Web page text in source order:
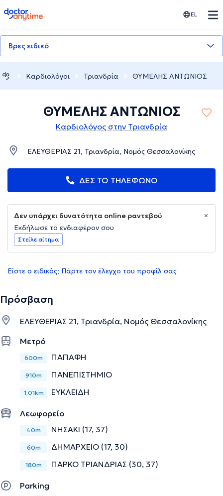
doctoranytime EL
Βρες ειδικό
Καρδιολόγοι Τριανδρία ΘΥΜΕΛΗΣ ΑΝΤΩΝΙΟΣ
ΘΥΜΕΛΗΣ ΑΝΤΩΝΙΟΣ
Καρδιολόγος στην Τριανδρία
ΕΛΕΥΘΕΡΙΑΣ 21, Τριανδρία, Νομός Θεσσαλονίκης
ΔΕΣ ΤΟ ΤΗΛΕΦΩΝΟ
Δεν υπάρχει δυνατότητα online ραντεβού
Εκδήλωσε το ενδιαφέρον σου
Στείλε αίτημα
Είστε ο ειδικός; Πάρτε τον έλεγχο του προφίλ σας
Πρόσβαση
ΕΛΕΥΘΕΡΙΑΣ 21, Τριανδρία, Νομός Θεσσαλονίκης
Μετρό
600m ΠΑΠΑΦΗ
910m ΠΑΝΕΠΙΣΤΗΜΙΟ
1,01km ΕΥΚΛΕΙΔΗ
Λεωφορείο
40m ΝΗΣΑΚΙ (17, 37)
60m ΔΗΜΑΡΧΕΙΟ (17, 30)
180m ΠΑΡΚΟ ΤΡΙΑΝΔΡΙΑΣ (30, 37)
Parking